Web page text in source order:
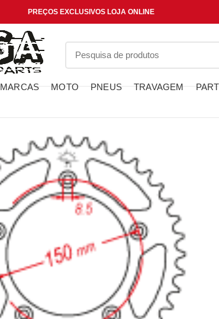
PREÇOS EXCLUSIVOS LOJA ONLINE
MARCAS MOTO PNEUS TRAVAGEM